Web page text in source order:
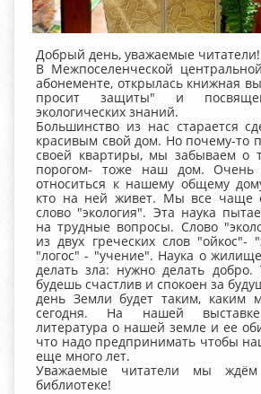
Добрый день, уважаемые читатели!
В Межпоселенческой
абонементе, открылась книжная
просит защиты" и
экологических знаний.
Большинство из нас старается
красивым свой дом. Но почему-то
своей квартиры, мы забываем о
порогом- тоже наш дом. Очень
относиться к нашему общему
кто на ней живет. Мы все чаще
слово "экология". Эта наука
на трудные вопросы. Слово
из двух греческих слов
"логос" - "учение". Наука о
делать зла: нужно делать добро.
будешь счастлив и спокоен за
день Земли будет таким, каким
сегодня. На нашей выставке
литература о нашей земле и ее
что надо предпринимать чтобы
еще много лет.
Уважаемые читатели мы
библиотеке!